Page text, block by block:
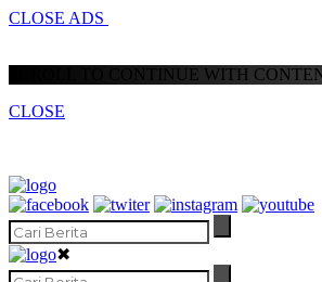
CLOSE ADS
SCROLL TO CONTINUE WITH
CLOSE
✖